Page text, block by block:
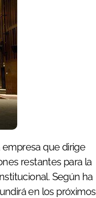
empresa que dirige
restantes para la
Según ha
en los próximos